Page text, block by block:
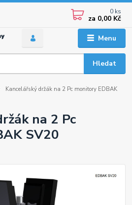
Menu
Hledat
0 ks
za 0,00 Kč
Kancelářský držák na 2 Pc monitory EDBAK
na 2 Pc
SV20